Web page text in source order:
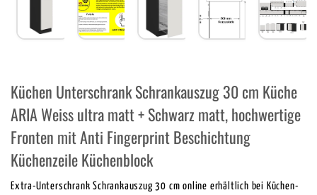
Küchen Unterschrank Schrankauszug 30 cm Küche
ARIA Weiss ultra matt + Schwarz matt, hochwertige
Fronten mit Anti Fingerprint Beschichtung
Küchenzeile Küchenblock
Extra-Unterschrank Schrankauszug 30 cm online erhältlich bei Küchen-